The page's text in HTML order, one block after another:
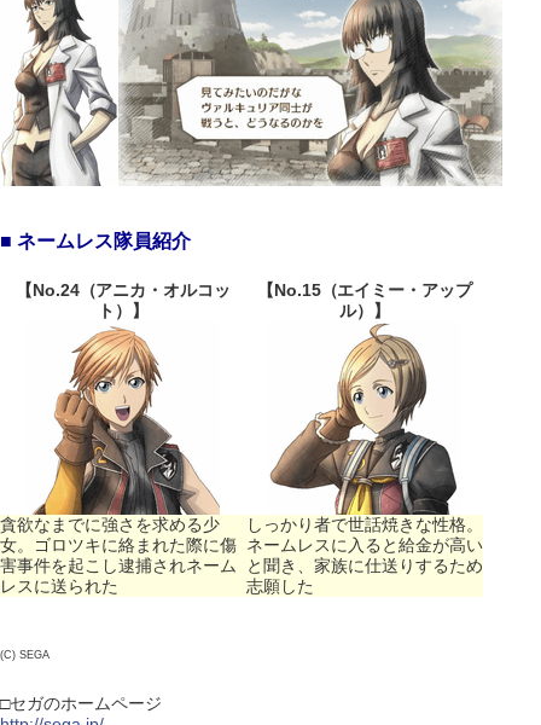
■ ネームレス隊員紹介
【No.24（アニカ・オルコッ
ト）】
【No.15（エイミー・アップ
ル）】
貪欲なまでに強さを求める少
女。ゴロツキに絡まれた際に傷
害事件を起こし逮捕されネーム
レスに送られた
しっかり者で世話焼きな性格。
ネームレスに入ると給金が高い
と聞き、家族に仕送りするため
志願した
(C) SEGA
□セガのホームページ